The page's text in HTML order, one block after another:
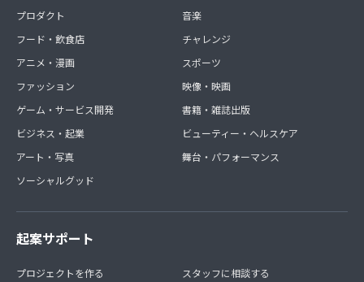
プロダクト
フード・飲食店
アニメ・漫画
ファッション
ゲーム・サービス開発
ビジネス・起業
アート・写真
ソーシャルグッド
音楽
チャレンジ
スポーツ
映像・映画
書籍・雑誌出版
ビューティー・ヘルスケア
舞台・パフォーマンス
起案サポート
プロジェクトを作る
スタッフに相談する